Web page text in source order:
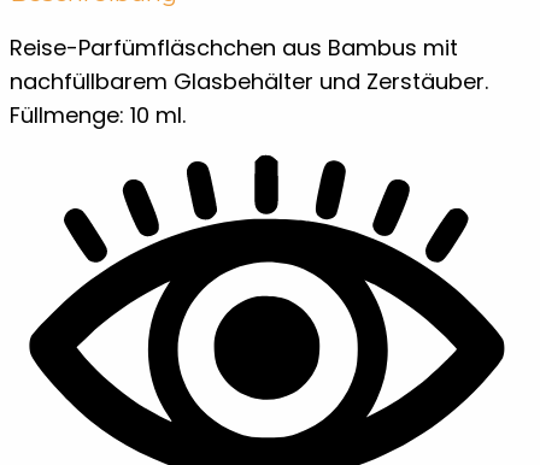
Reise-Parfümfläschchen aus Bambus mit
nachfüllbarem Glasbehälter und Zerstäuber.
Füllmenge: 10 ml.